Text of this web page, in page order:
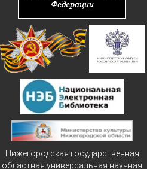
Нижегородская государственная
областная универсальная научная